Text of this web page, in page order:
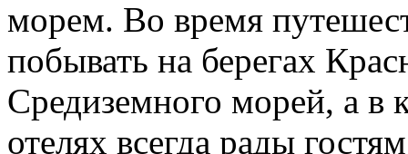
морем. Во время
побывать на берегах
Средиземного морей, а в
отелях всегда рады